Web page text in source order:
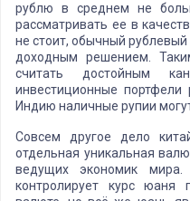
рублю в среднем не
рассматривать ее в
не стоит, обычный
доходным решением.
считать достойным
инвестиционные
Индию наличные рупии
Совсем другое дело
отдельная уникальная
ведущих экономик мира.
контролирует курс юаня